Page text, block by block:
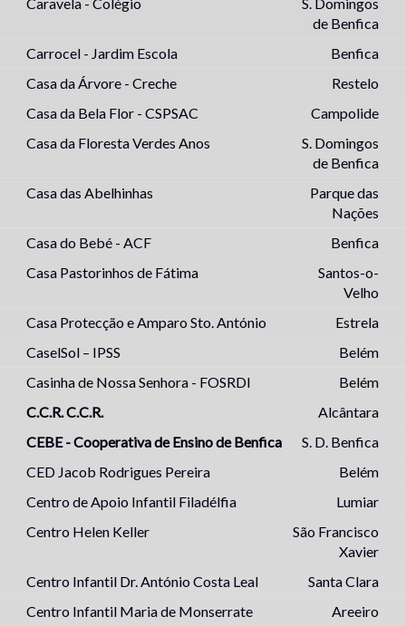
de Benfica
Carrocel - Jardim Escola
Benfica
Casa da Árvore - Creche
Restelo
Casa da Bela Flor - CSPSAC
Campolide
Casa da Floresta Verdes Anos
S. Domingos
de Benfica
Casa das Abelhinhas
Parque das
Nações
Casa do Bebé - ACF
Benfica
Casa Pastorinhos de Fátima
Santos-o-
Velho
Casa Protecção e Amparo Sto. António
Estrela
CaselSol – IPSS
Belém
Casinha de Nossa Senhora - FOSRDI
Belém
C.C.R. C.C.R.
Alcântara
CEBE - Cooperativa de Ensino de Benfica
S. D. Benfica
CED Jacob Rodrigues Pereira
Belém
Centro de Apoio Infantil Filadélfia
Lumiar
Centro Helen Keller
São Francisco
Xavier
Centro Infantil Dr. António Costa Leal
Santa Clara
Centro Infantil Maria de Monserrate
Areeiro